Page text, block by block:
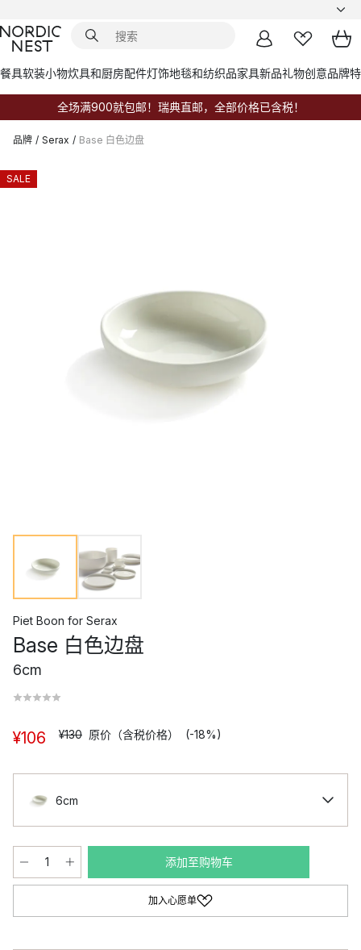
餐具软装小物炊具和厨房配件灯饰地毯和纺织品家具新品礼物创意品牌
全场满900就包邮！瑞典直邮，全部价格已含税！
品牌 / Serax / Base 白色边盘
SALE
Piet Boon for Serax
Base 白色边盘
6cm
¥106 ¥130 原价（含税价格） (-18%)
6cm
添加至购物车
加入心愿单